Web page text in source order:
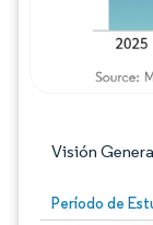
Visión
Período de